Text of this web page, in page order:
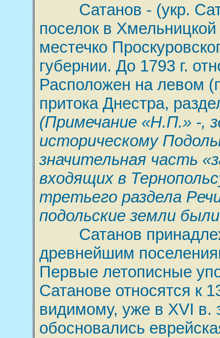
Сатанов - (укр.
поселок в
местечко
губернии. До 1793 г.
Расположен на левом
притока Днестра,
(Примечание «Н.П.» -,
историческому
значительная часть
входящих в
третьего раздела
подольские земли
Сатанов
древнейшим
Первые летописные
Сатанове относятся к
видимому, уже в XVI в.
обосновались